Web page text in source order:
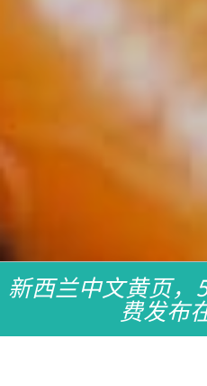
新西兰中文黄页，
费发布